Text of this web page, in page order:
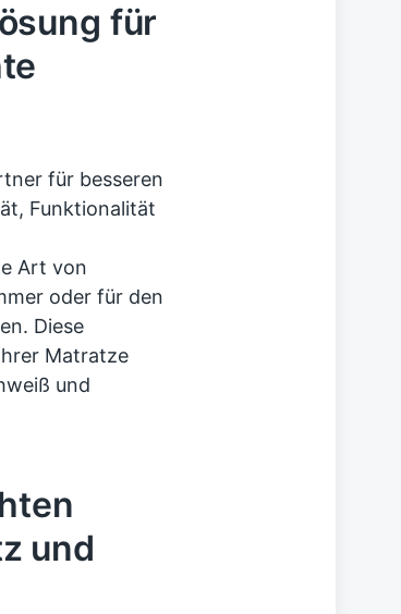
für
für besseren
Funktionalität
Art von
oder für den
Diese
Matratze
und
und